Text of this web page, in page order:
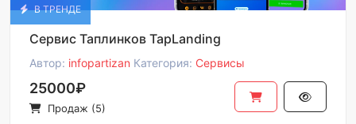
В ТРЕНДЕ
Сервис Таплинков TapLanding
Автор: infopartizan Категория: Сервисы
25000₽
Продаж (5)